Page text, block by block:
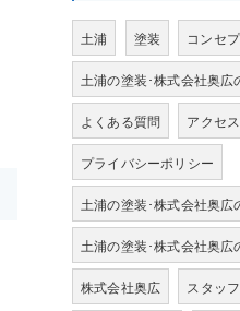
土浦 塗装 コンセ
土浦の塗装･株式会社奥広
よくある質問 アクセス
プライバシーポリシー
土浦の塗装･株式会社奥広
土浦の塗装･株式会社奥広
株式会社奥広 スタッフ